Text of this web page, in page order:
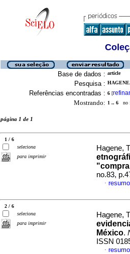
Base de dados : article
Pesquisa :
Referências encontradas : 6 [refinar
Mostrando: 1 .. 6 no
página 1 de 1
1 / 6
seleciona
para imprimir
Hagene,
no.83,
·
2 / 6
seleciona
para imprimir
Hagene,
México.
ISSN
·